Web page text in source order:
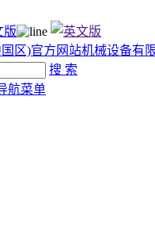
搜 索
航菜单